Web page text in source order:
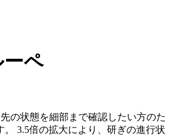
ペ
の状態を細部まで確認したい方のた
。 3.5倍の拡大により、研ぎの進行状